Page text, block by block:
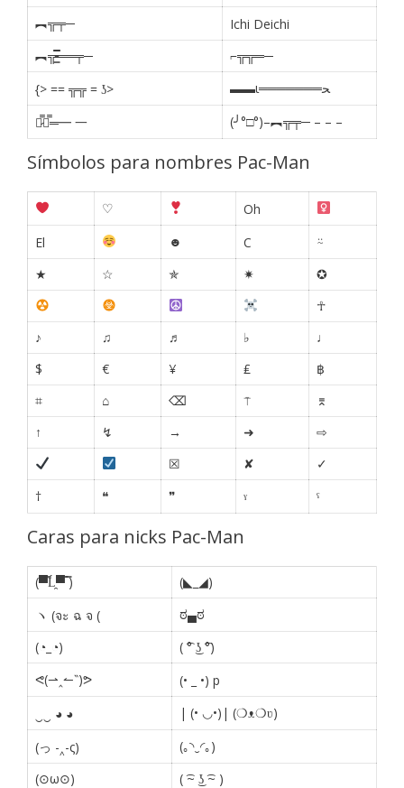
︻╦╤─
Ichi Deichi
︻╦̵̵͇̿̿̿̿══╤─
⌐╦╦═─
{> == ╦╦ = ʖ>
▬▬ι═══════ﺤ
【̷̿┻̿═━ 一
(╯°□°)–︻╦╤─ – – –
Símbolos para nombres Pac-Man
♡
Oh
El
☻ C
⍨
★
☆ ✯ ✷
✪
☥
♪
♫ ♬ ♭
♩
$
€ ¥ ₤
฿
⌗
⌂ ⌫ ⍑
⌆
↑
↯ → ➜
⇨
☒
✘
✓
†
❝ ❞ ˠ ˤ
Caras para nicks Pac-Man
(▀̿Ĺ̯▀̿ ̿)
(◣_◢)
ヽ (จะ ฉ จ (
ಠ▄ಠ
(◔_◔)
( ͡° ͜ʖ ͡°)
ᕙ(⇀‸↼‶)ᕗ
(• _ •) p
‿‿ ◕ ◕
| (• ◡•)| (❍ᴥ❍ʋ)
(っ -‸-ς)
(｡◝‿◜｡)
(⊙ω⊙)
( ͡~ ͜ʖ ͡~ )